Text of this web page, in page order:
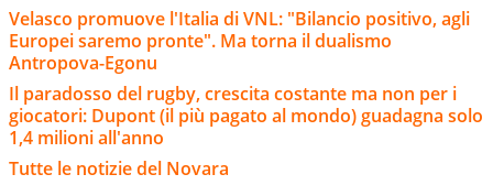
Velasco promuove l'Italia di VNL: "Bilancio positivo, agli
Europei saremo pronte". Ma torna il dualismo
Antropova-Egonu
Il paradosso del rugby, crescita costante ma non per i
giocatori: Dupont (il più pagato al mondo) guadagna solo
1,4 milioni all'anno
Tutte le notizie del Novara